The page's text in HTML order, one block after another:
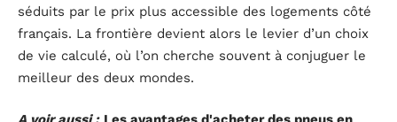
séduits par le prix plus accessible des logements côté
français. La frontière devient alors le levier d’un choix
de vie calculé, où l’on cherche souvent à conjuguer le
meilleur des deux mondes.